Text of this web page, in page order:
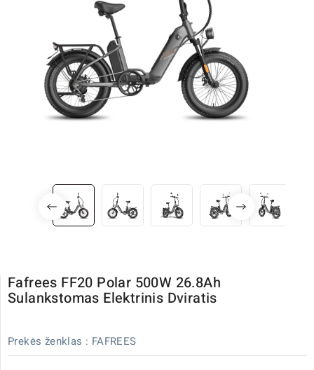
Fafrees FF20 Polar 500W 26.8Ah
Sulankstomas Elektrinis Dviratis
Prekės ženklas : FAFREES